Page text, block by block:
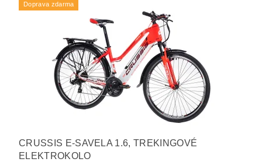
Doprava zdarma
CRUSSIS E-SAVELA 1.6, TREKINGOVÉ
ELEKTROKOLO